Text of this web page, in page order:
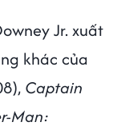
Jr. xuất
khác của
Captain
Man: